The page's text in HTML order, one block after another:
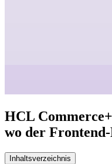
HCL
wo der
Inhaltsverzeichnis